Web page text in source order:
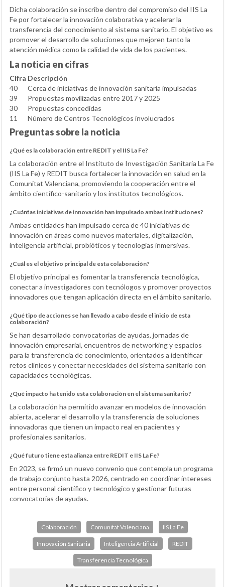
Dicha colaboración se inscribe dentro del compromiso del IIS La
Fe por fortalecer la innovación colaborativa y acelerar la
transferencia del conocimiento al sistema sanitario. El objetivo es
promover el desarrollo de soluciones que mejoren tanto la
atención médica como la calidad de vida de los pacientes.
La noticia en cifras
Cifra Descripción
40
Cerca de iniciativas de innovación sanitaria impulsadas
39
Propuestas movilizadas entre 2017 y 2025
30
Propuestas concedidas
11
Número de Centros Tecnológicos involucrados
Preguntas sobre la noticia
¿Qué es la colaboración entre REDIT y el IIS La Fe?
La colaboración entre el Instituto de Investigación Sanitaria La Fe
(IIS La Fe) y REDIT busca fortalecer la innovación en salud en la
Comunitat Valenciana, promoviendo la cooperación entre el
ámbito científico-sanitario y los institutos tecnológicos.
¿Cuántas iniciativas de innovación han impulsado ambas instituciones?
Ambas entidades han impulsado cerca de 40 iniciativas de
innovación en áreas como nuevos materiales, digitalización,
inteligencia artificial, probióticos y tecnologías inmersivas.
¿Cuál es el objetivo principal de esta colaboración?
El objetivo principal es fomentar la transferencia tecnológica,
conectar a investigadores con tecnólogos y promover proyectos
innovadores que tengan aplicación directa en el ámbito sanitario.
¿Qué tipo de acciones se han llevado a cabo desde el inicio de esta
colaboración?
Se han desarrollado convocatorias de ayudas, jornadas de
innovación empresarial, encuentros de networking y espacios
para la transferencia de conocimiento, orientados a identificar
retos clínicos y conectar necesidades del sistema sanitario con
capacidades tecnológicas.
¿Qué impacto ha tenido esta colaboración en el sistema sanitario?
La colaboración ha permitido avanzar en modelos de innovación
abierta, acelerar el desarrollo y la transferencia de soluciones
innovadoras que tienen un impacto real en pacientes y
profesionales sanitarios.
¿Qué futuro tiene esta alianza entre REDIT e IIS La Fe?
En 2023, se firmó un nuevo convenio que contempla un programa
de trabajo conjunto hasta 2026, centrado en coordinar intereses
entre personal científico y tecnológico y gestionar futuras
convocatorias de ayudas.
Colaboración Comunitat Valenciana IIS La Fe
Innovación Sanitaria Inteligencia Artificial REDIT
Transferencia Tecnológica